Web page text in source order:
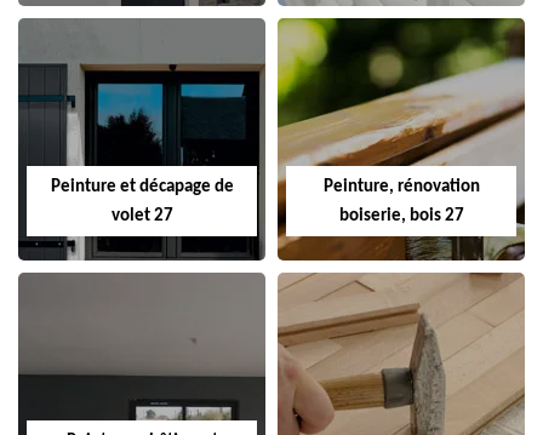
Peinture et décapage de
volet 27
Peinture, rénovation
boiserie, bois 27